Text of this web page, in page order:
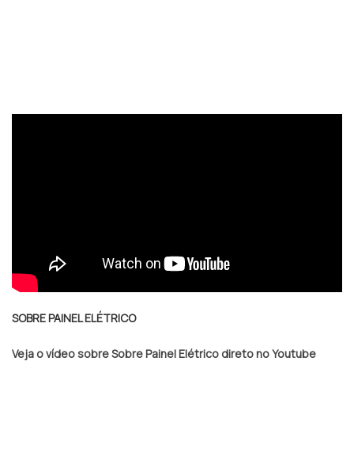
SOBRE PAINEL ELÉTRICO
Veja o vídeo sobre Sobre Painel Elétrico direto no Youtube